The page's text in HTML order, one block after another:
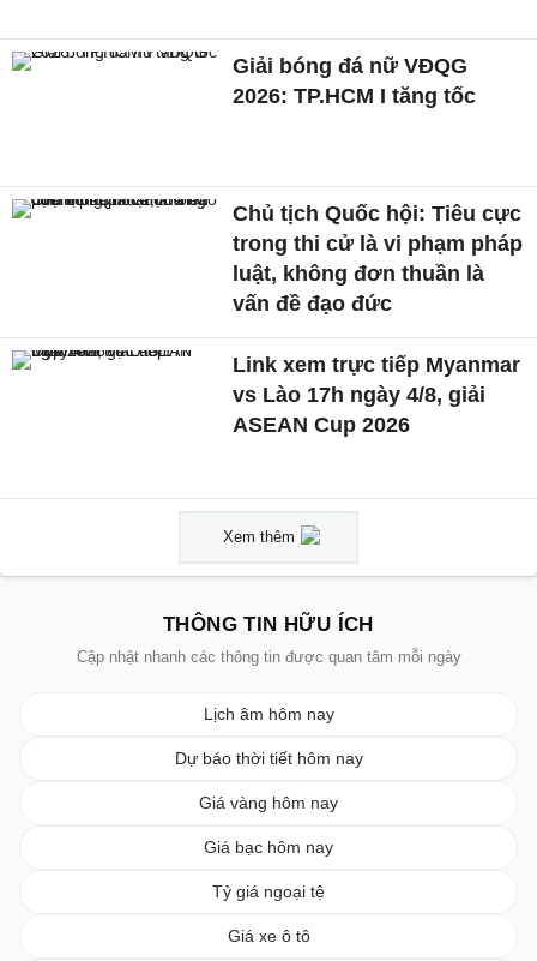
Giải bóng đá nữ VĐQG
2026: TP.HCM I tăng tốc
Chủ tịch Quốc hội: Tiêu cực
trong thi cử là vi phạm pháp
luật, không đơn thuần là
vấn đề đạo đức
Link xem trực tiếp Myanmar
vs Lào 17h ngày 4/8, giải
ASEAN Cup 2026
Xem thêm
THÔNG TIN HỮU ÍCH
Cập nhật nhanh các thông tin được quan tâm mỗi ngày
Lịch âm hôm nay
Dự báo thời tiết hôm nay
Giá vàng hôm nay
Giá bạc hôm nay
Tỷ giá ngoại tệ
Giá xe ô tô